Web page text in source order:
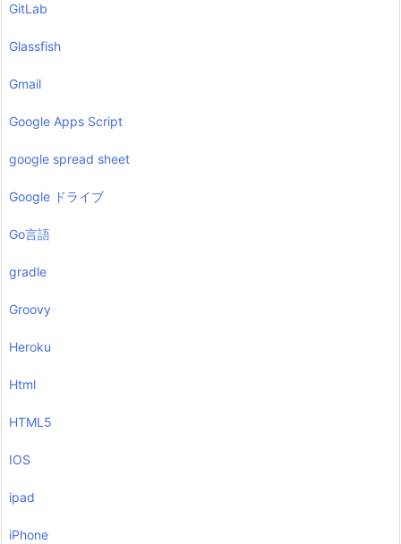
GitLab
Glassfish
Gmail
Google Apps Script
google spread sheet
Google ドライブ
Go言語
gradle
Groovy
Heroku
Html
HTML5
IOS
ipad
iPhone